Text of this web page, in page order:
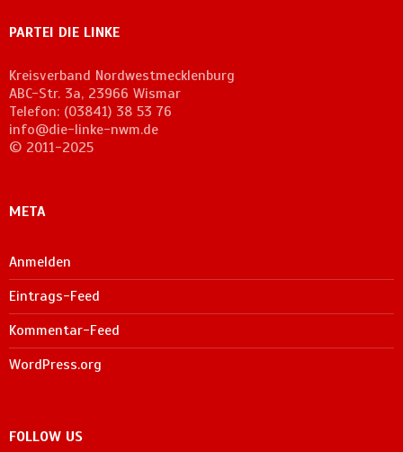
PARTEI DIE LINKE
Kreisverband Nordwestmecklenburg
ABC-Str. 3a, 23966 Wismar
Telefon: (03841) 38 53 76
info@die-linke-nwm.de
© 2011-2025
META
Anmelden
Eintrags-Feed
Kommentar-Feed
WordPress.org
FOLLOW US